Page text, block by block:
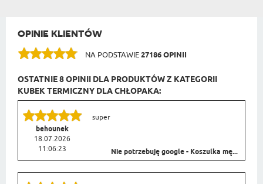
OPINIE KLIENTÓW
NA PODSTAWIE27186 OPINII
OSTATNIE 8 OPINII DLA PRODUKTÓW Z KATEGORII
KUBEK TERMICZNY DLA CHŁOPAKA:
behounek
18.07.2026
11:06:23
super
Nie potrzebuję google - Koszulka mę...